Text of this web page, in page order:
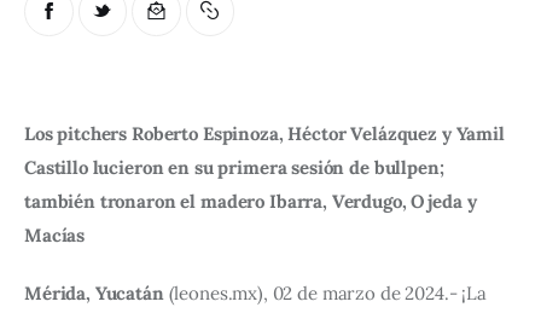
Los pitchers Roberto Espinoza, Héctor Velázquez y Yamil
Castillo lucieron en su primera sesión de bullpen;
también tronaron el madero Ibarra, Verdugo, Ojeda y
Macías
Mérida, Yucatán (leones.mx), 02 de marzo de 2024.- ¡La